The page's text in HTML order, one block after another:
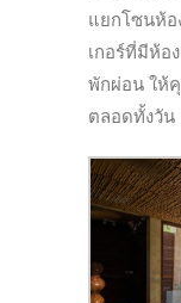
แยกโซนห้อ
เกอร์ที่มีห้อ
พักผ่อน ให้
ตลอดทั้งวัน